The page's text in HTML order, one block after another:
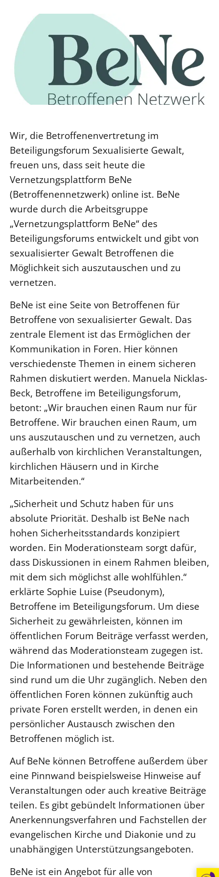
Wir, die Betroffenenvertretung im
Beteiligungsforum Sexualisierte Gewalt,
freuen uns, dass seit heute die
Vernetzungsplattform BeNe
(Betroffenennetzwerk) online ist. BeNe
wurde durch die Arbeitsgruppe
„Vernetzungsplattform BeNe“ des
Beteiligungsforums entwickelt und gibt von
sexualisierter Gewalt Betroffenen die
Möglichkeit sich auszutauschen und zu
vernetzen.
BeNe ist eine Seite von Betroffenen für
Betroffene von sexualisierter Gewalt. Das
zentrale Element ist das Ermöglichen der
Kommunikation in Foren. Hier können
verschiedenste Themen in einem sicheren
Rahmen diskutiert werden. Manuela Nicklas-
Beck, Betroffene im Beteiligungsforum,
betont: „Wir brauchen einen Raum nur für
Betroffene. Wir brauchen einen Raum, um
uns auszutauschen und zu vernetzen, auch
außerhalb von kirchlichen Veranstaltungen,
kirchlichen Häusern und in Kirche
Mitarbeitenden.“
„Sicherheit und Schutz haben für uns
absolute Priorität. Deshalb ist BeNe nach
hohen Sicherheitsstandards konzipiert
worden. Ein Moderationsteam sorgt dafür,
dass Diskussionen in einem Rahmen bleiben,
mit dem sich möglichst alle wohlfühlen.“
erklärte Sophie Luise (Pseudonym),
Betroffene im Beteiligungsforum. Um diese
Sicherheit zu gewährleisten, können im
öffentlichen Forum Beiträge verfasst werden,
während das Moderationsteam zugegen ist.
Die Informationen und bestehende Beiträge
sind rund um die Uhr zugänglich. Neben den
öffentlichen Foren können zukünftig auch
private Foren erstellt werden, in denen ein
persönlicher Austausch zwischen den
Betroffenen möglich ist.
Auf BeNe können Betroffene außerdem über
eine Pinnwand beispielsweise Hinweise auf
Veranstaltungen oder auch kreative Beiträge
teilen. Es gibt gebündelt Informationen über
Anerkennungsverfahren und Fachstellen der
evangelischen Kirche und Diakonie und zu
unabhängigen Unterstützungsangeboten.
BeNe ist ein Angebot für alle von
Kirche und Finanzen
Personalausschuss
LANDESKIRCHENAMT
Kollegium
Abteilungen des Landeskirchenamts
Fachstelle Sexualisierte Gewalt
Beschwerdestellen
Kirchenämter
Gleichstellung
Datenschutz
Geschäftsstelle Landessynode
LANDESSYNODE
27. Landessynode
Kontakt
Hintergrund
MITARBEIT
Ehrenamt
Beruf
Freie Stellen
BIBLIOTHEK & ARCHIV
SERVICE
Älterwerden im Pfarrberuf
Beteiligungsverfahren
Beschwerdestellen
Ephoralbüro
Finanzplanung
Fundraising
IT-Service
Corporate Design
Interventionsplan
Jahresgespräche
Kantine Speiseplan
Kirchliches Amtsblatt
Kirchliche Verwaltung
Klimaschutzgesetz
Kunstreferat
NKVK
Personalausschuss
Projektmanagement
Recht
Terminstundenplaner
Evangelische Kirche
Lutherische Kirche
Glaubensbekenntnis
Ökumene
Religionen
Gegen Gewalt
KLIMASCHUTZ
Nachhaltigkeit
Erneuerbare Energien
Mobilität
Naturschutz
Impressum
Datenschutz
Barrierefreiheit
Freie Stellen
Service für Gemeinden